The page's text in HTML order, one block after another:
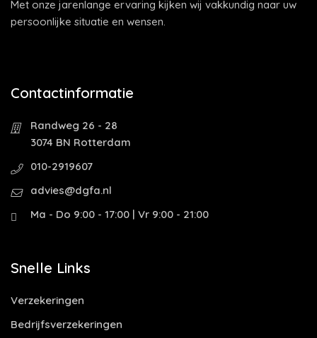
Met onze jarenlange ervaring kijken wij vakkundig naar uw
persoonlijke situatie en wensen.
Contactinformatie
Randweg 26 - 28
3074 BN Rotterdam
010-2919607
advies@dgfa.nl
Ma - Do 9:00 - 17:00 | Vr 9:00 - 21:00
Snelle Links
Verzekeringen
Bedrijfsverzekeringen